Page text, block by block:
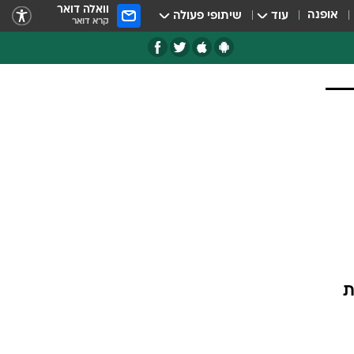
אופנה עוד שיתופי פעולה וואלה דואר
קרא דואר